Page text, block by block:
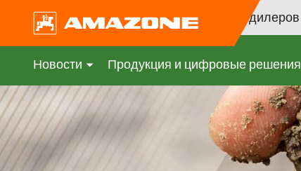
Поиск дилеров
Новости Продукция и цифровые решения